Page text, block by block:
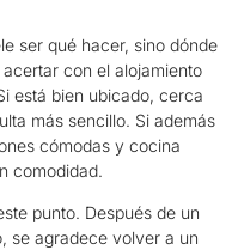
ser qué hacer, sino dónde
con el alojamiento
está bien ubicado, cerca
más sencillo. Si además
cómodas y cocina
comodidad.
punto. Después de un
se agradece volver a un